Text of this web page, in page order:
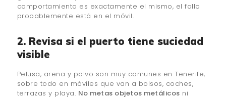
comportamiento es exactamente el mismo, el fallo
probablemente está en el móvil.
2. Revisa si el puerto tiene suciedad
visible
Pelusa, arena y polvo son muy comunes en Tenerife,
sobre todo en móviles que van a bolsos, coches,
terrazas y playa. No metas objetos metálicos ni